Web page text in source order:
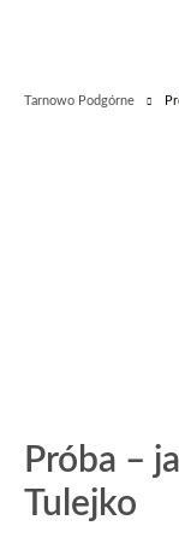
Tarnowo Podgórne
Próba –
Tulejko